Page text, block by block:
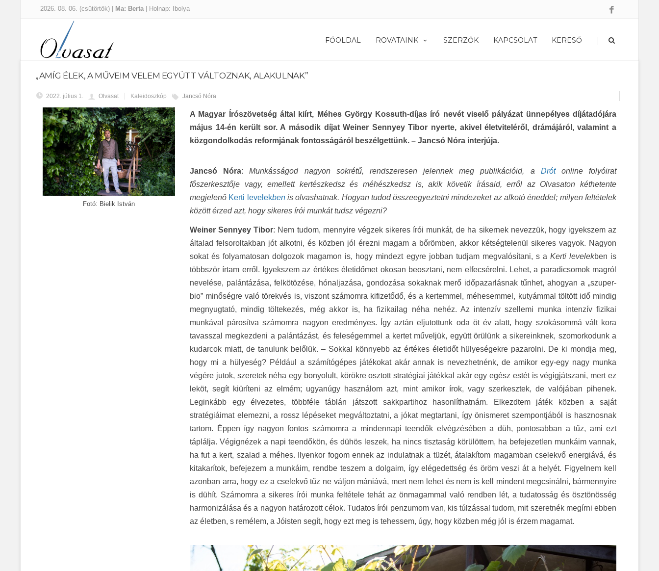
2026. 08. 06. (csütörtök) | Ma: Berta | Holnap: Ibolya
FŐOLDAL ROVATAINK SZERZŐK KAPCSOLAT KERESŐ |
„AMÍG ÉLEK, A MŰVEIM VELEM EGYÜTT VÁLTOZNAK, ALAKULNAK”
2022. július 1. Olvasat Kaleidoszkóp Jancsó Nóra
Fotó: Bielik István
A Magyar Írószövetség által kiírt, Méhes György Kossuth-díjas író nevét viselő pályázat ünnepélyes díjátadójára
május 14-én került sor. A második díjat Weiner Sennyey Tibor nyerte, akivel életviteléről, drámájáról, valamint a
közgondolkodás reformjának fontosságáról beszélgettünk. – Jancsó Nóra interjúja.
Jancsó Nóra:Munkásságod nagyon sokrétű, rendszeresen jelennek meg publikációid, a Drótonline folyóirat
főszerkesztője vagy, emellett kertészkedsz és méhészkedsz is, akik követik írásaid, erről az Olvasaton kéthetente
megjelenő Kerti levelekbenis olvashatnak. Hogyan tudod összeegyeztetni mindezeket az alkotó éneddel; milyen feltételek
között érzed azt, hogy sikeres írói munkát tudsz végezni?
Weiner Sennyey Tibor: Nem tudom, mennyire végzek sikeres írói munkát, de ha sikernek nevezzük, hogy igyekszem az
általad felsoroltakban jót alkotni, és közben jól érezni magam a bőrömben, akkor kétségtelenül sikeres vagyok. Nagyon
sokat és folyamatosan dolgozok magamon is, hogy mindezt egyre jobban tudjam megvalósítani, s a Kerti levelekben is
többször írtam erről. Igyekszem az értékes életidőmet okosan beosztani, nem elfecsérelni. Lehet, a paradicsomok magról
nevelése, palántázása, felkötözése, hónaljazása, gondozása sokaknak merő időpazarlásnak tűnhet, ahogyan a „szuper-
bio” minőségre való törekvés is, viszont számomra kifizetődő, és a kertemmel, méhesemmel, kutyámmal töltött idő mindig
megnyugtató, mindig töltekezés, még akkor is, ha fizikailag néha nehéz. Az intenzív szellemi munka intenzív fizikai
munkával párosítva számomra nagyon eredményes. Így aztán eljutottunk oda öt év alatt, hogy szokásommá vált kora
tavasszal megkezdeni a palántázást, és feleségemmel a kertet műveljük, együtt örülünk a sikereinknek, szomorkodunk a
kudarcok miatt, de tanulunk belőlük. – Sokkal könnyebb az értékes életidőt hülyeségekre pazarolni. De ki mondja meg,
hogy mi a hülyeség? Például a számítógépes játékokat akár annak is nevezhetnénk, de amikor egy-egy nagy munka
végére jutok, szeretek néha egy bonyolult, körökre osztott stratégiai játékkal akár egy egész estét is végigjátszani, mert ez
leköt, segít kiüríteni az elmém; ugyanúgy használom azt, mint amikor írok, vagy szerkesztek, de valójában pihenek.
Leginkább egy élvezetes, többféle táblán játszott sakkpartihoz hasonlíthatnám. Elkezdtem játék közben a saját
stratégiáimat elemezni, a rossz lépéseket megváltoztatni, a jókat megtartani, így önismeret szempontjából is hasznosnak
tartom. Éppen így nagyon fontos számomra a mindennapi teendők elvégzésében a düh, pontosabban a tűz, ami ezt
táplálja. Végignézek a napi teendőkön, és dühös leszek, ha nincs tisztaság körülöttem, ha befejezetlen munkáim vannak,
ha fut a kert, szalad a méhes. Ilyenkor fogom ennek az indulatnak a tüzét, átalakítom magamban cselekvő energiává, és
kitakarítok, befejezem a munkáim, rendbe teszem a dolgaim, így elégedettség és öröm veszi át a helyét. Figyelnem kell
azonban arra, hogy ez a cselekvő tűz ne váljon mániává, mert nem lehet és nem is kell mindent megcsinálni, bármennyire
is dühít. Számomra a sikeres írói munka feltétele tehát az önmagammal való rendben lét, a tudatosság és ösztönösség
harmonizálása és a nagyon határozott célok. Tudatos írói penzumom van, kis túlzással tudom, mit szeretnék megírni ebben
az életben, s remélem, a Jóisten segít, hogy ezt meg is tehessem, úgy, hogy közben még jól is érzem magamat.